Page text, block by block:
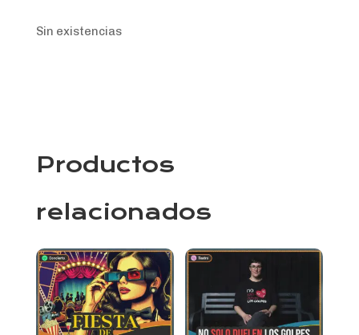
Sin existencias
Productos
relacionados